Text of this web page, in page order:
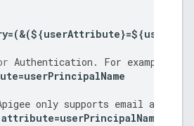
=(&(${userAttribute}=${userId
Authentication . For example
=userPrincipalName
only supports email address
attribute=userPrincipalName